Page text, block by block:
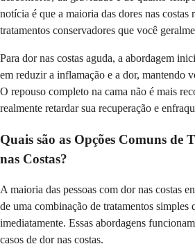
notícia é que a maioria das dores nas costas
tratamentos conservadores que você
Para dor nas costas aguda, a abordagem
em reduzir a inflamação e a dor, mantendo
O repouso completo na cama não é mais
realmente retardar sua recuperação e
Quais são as Opções Comuns de
nas Costas?
A maioria das pessoas com dor nas costas
de uma combinação de tratamentos simples
imediatamente. Essas abordagens
casos de dor nas costas.